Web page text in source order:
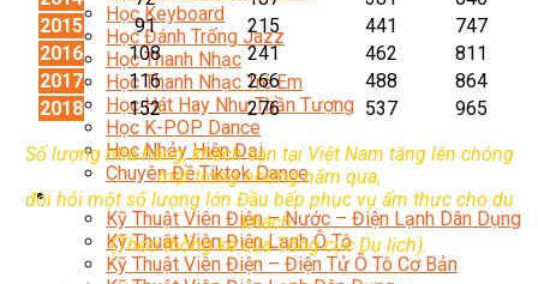
Học Keyboard
Học Đánh Trống Jazz
Học Thanh Nhạc
Học Thanh Nhạc Trẻ Em
Học Hát Hay Như Thần Tượng
Học K-POP Dance
Học Nhảy Hiện Đại
Chuyên Đề Tiktok Dance
Kỹ Thuật – Công Nghệ
Kỹ Thuật Viên Điện – Nước – Điện Lạnh Dân Dụng
Kỹ Thuật Viên Điện Lạnh Ô Tô
Kỹ Thuật Viên Điện – Điện Tử Ô Tô Cơ Bản
2015
91 215 441
747
2016
108 241 462
811
2017
116 266 488
864
2018
152 276 537
965
Số lượng nhà hàng, khách sạn tại Việt Nam tăng lên chóng
mặt trong những năm qua,
đòi hỏi một số lượng lớn Đầu bếp phục vụ ẩm thực cho du
khách.
(Theo thống kê của Tổng cục Du lịch).